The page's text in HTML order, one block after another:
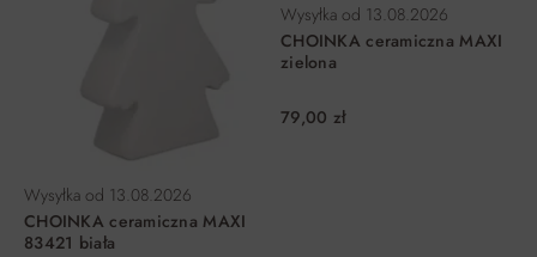
Wysyłka od 13.08.2026
CHOINKA ceramiczna MAXI
83421 biała
Wysyłka od 13.08.2026
CHOINKA ceramiczna MAXI
zielona
79,00 zł